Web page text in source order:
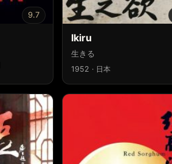
9.7
Ikiru
生きる
1952 · 日本